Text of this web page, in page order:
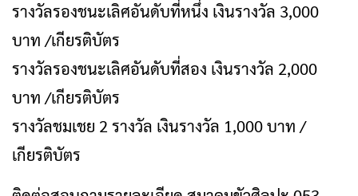
รางวัลรองชนะเลิศอันดับที่หนึ่ง เงินรางวัล 3,000
บาท /เกียรติบัตร
รางวัลรองชนะเลิศอันดับที่สอง เงินรางวัล 2,000
บาท /เกียรติบัตร
รางวัลชมเชย 2 รางวัล เงินรางวัล 1,000 บาท /
เกียรติบัตร